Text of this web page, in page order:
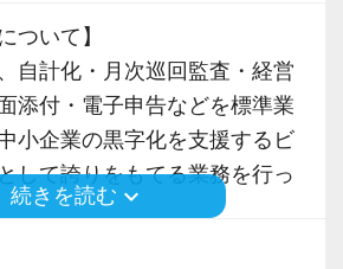
てお客様に寄り添った対応が
レルギーのない方
あり！残業は繁忙期でも月20
心して仕事を任せられるよう
してくださる方、「この資料
分かりやすいかも」「この場
方のほうが良さそう」など周
がら行動できる方、大歓迎で
ついて】
自計化・月次巡回監査・経営
添付・電子申告などを標準業
小企業の黒字化を支援するビ
して誇りをもてる業務を行っ
続きを読む keyboard_arrow_down